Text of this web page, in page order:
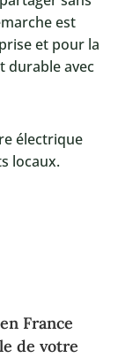
est
et pour la
durable avec
électrique
locaux.
France
de votre